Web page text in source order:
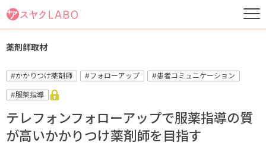
薬剤師取材
#かかりつけ薬剤師 #フォローアップ #患者コミュニケーション
#服薬指導
テレフォンフォローアップで服薬指導の質
が高いかかりつけ薬剤師を目指す